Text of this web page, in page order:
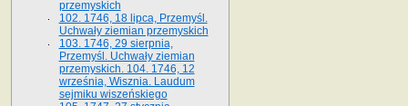
przemyskich
102. 1746, 18 lipca, Przemyśl.
Uchwały ziemian przemyskich
103. 1746, 29 sierpnia,
Przemyśl. Uchwały ziemian
przemyskich. 104. 1746, 12
września, Wisznia. Laudum
sejmiku wiszeńskiego